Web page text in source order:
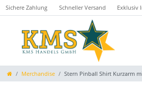
Sichere Zahlung Schneller Versand Exklusiv
Merchandise Stern Pinball Shirt Kurzarm